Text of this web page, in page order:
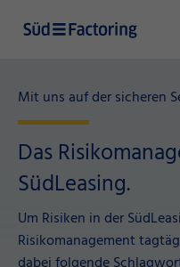
Mit uns auf der sicheren
Das
SüdLeasing.
Um Risiken in der
Risikomanagement